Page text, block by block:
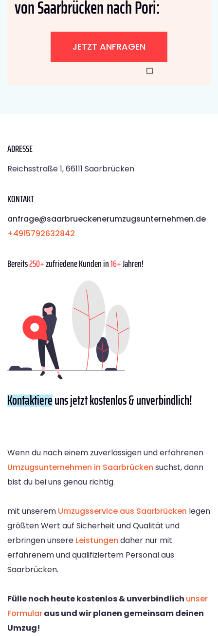
von Saarbrücken nach Pori:
JETZT ANFRAGEN
ADRESSE
Reichsstraße 1, 66111 Saarbrücken
KONTAKT
anfrage@saarbrueckenerumzugsunternehmen.de
+4915792632842
Bereits250+zufriedene Kunden in16+Jahren!
Kontaktiereuns jetzt kostenlos & unverbindlich!
Wenn du nach einem zuverlässigen und erfahrenen
Umzugsunternehmen in Saarbrücken suchst, dann
bist du bei uns genau richtig.
mit unserem Umzugsservice aus Saarbrücken legen
größten Wert auf Sicherheit und Qualität und
erbringen unsere Leistungen daher nur mit
erfahrenem und qualifiziertem Personal aus
Saarbrücken.
Fülle noch heute kostenlos & unverbindlich unser
Formularaus und wir planen gemeinsam deinen
Umzug!